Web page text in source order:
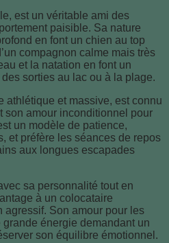
est un véritable ami des
paisible. Sa nature
en font un chien au top
compagnon calme mais très
et la natation en font un
sorties au lac ou à la plage.
athlétique et massive, est connu
son amour inconditionnel pour
un modèle de patience,
et préfère les séances de repos
aux longues escapades
sa personnalité tout en
à un colocataire
agressif. Son amour pour les
grande énergie demandant un
son équilibre émotionnel.